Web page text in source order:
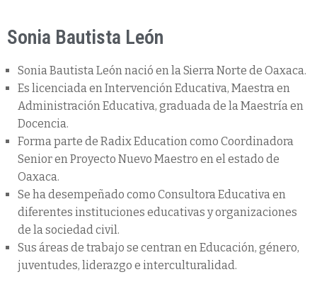
Sonia Bautista León
Sonia Bautista León nació en la Sierra Norte de Oaxaca.
Es licenciada en Intervención Educativa, Maestra en
Administración Educativa, graduada de la Maestría en
Docencia.
Forma parte de Radix Education como Coordinadora
Senior en Proyecto Nuevo Maestro en el estado de
Oaxaca.
Se ha desempeñado como Consultora Educativa en
diferentes instituciones educativas y organizaciones
de la sociedad civil.
Sus áreas de trabajo se centran en Educación, género,
juventudes, liderazgo e interculturalidad.